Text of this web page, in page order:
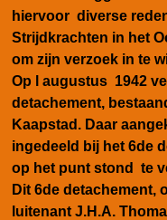
hiervoor diverse
Strijdkrachten in het
om zijn verzoek in te
Op l augustus 1942
detachement,
Kaapstad. Daar
ingedeeld bij het 6de
op het punt stond te
Dit 6de detachement,
luitenant J.H.A.